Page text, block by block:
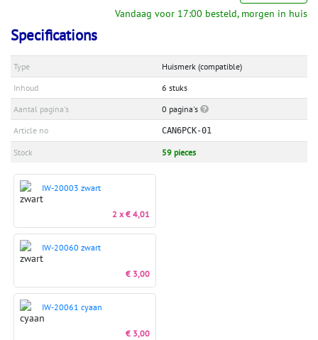
Vandaag voor 17:00 besteld, morgen in huis
Specifications
Type
Huismerk (compatible)
Inhoud
6 stuks
Aantal pagina's
0 pagina's
Article no
CAN6PCK-01
Stock 59 pieces
IW-20003 zwart
2 x € 4,01
IW-20060 zwart
€ 3,00
IW-20061 cyaan
€ 3,00